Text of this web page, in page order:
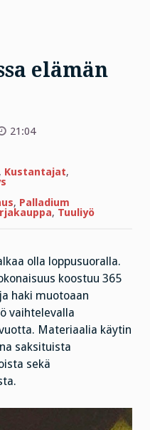
elämän
21:04
, Kustantajat,
, Palladium
, Tuuliyö
olla loppusuoralla.
koostuu 365
haki muotoaan
vaihtelevalla
Materiaalia käytin
saksituista
sekä